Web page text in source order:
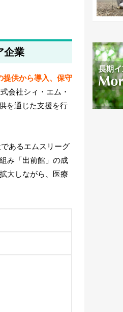
企業
提供から導入、保守
会社シィ・エム・
を通じた支援を行
あるエムスリーグ
み「出前館」の成
大しながら、医療